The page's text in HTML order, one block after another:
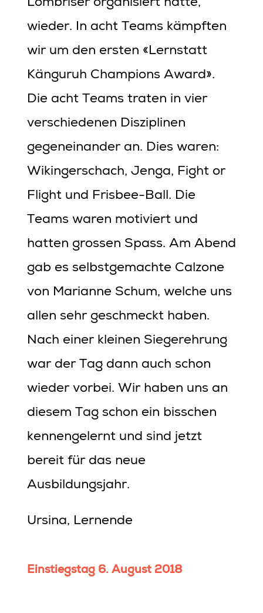
Lombriser organisiert hatte,
wieder. In acht Teams kämpften
wir um den ersten «Lernstatt
Känguruh Champions Award».
Die acht Teams traten in vier
verschiedenen Disziplinen
gegeneinander an. Dies waren:
Wikingerschach, Jenga, Fight or
Flight und Frisbee-Ball. Die
Teams waren motiviert und
hatten grossen Spass. Am Abend
gab es selbstgemachte Calzone
von Marianne Schum, welche uns
allen sehr geschmeckt haben.
Nach einer kleinen Siegerehrung
war der Tag dann auch schon
wieder vorbei. Wir haben uns an
diesem Tag schon ein bisschen
kennengelernt und sind jetzt
bereit für das neue
Ausbildungsjahr.
Ursina, Lernende
Einstiegstag 6. August 2018